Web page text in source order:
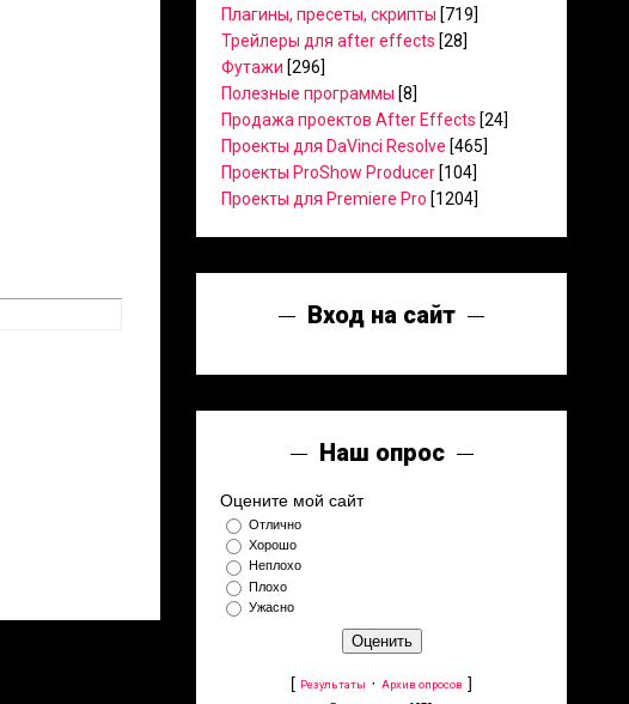
Плагины, пресеты, скрипты [719]
Трейлеры для after effects [28]
Футажи [296]
Полезные программы [8]
Продажа проектов After Effects [24]
Проекты для DaVinci Resolve [465]
Проекты ProShow Producer [104]
Проекты для Premiere Pro [1204]
Вход на сайт
Наш опрос
Оцените мой сайт
Отлично
Хорошо
Неплохо
Плохо
Ужасно
[ Результаты · Архив опросов ]